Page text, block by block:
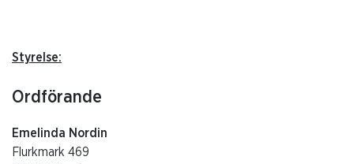
Styrelse:
Ordförande
Emelinda Nordin
Flurkmark 469